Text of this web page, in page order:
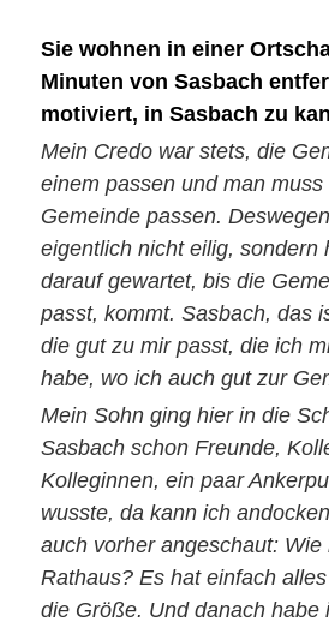
Sie wohnen in einer
Minuten von Sasbach
motiviert, in Sasbach zu
Mein Credo war stets, die
einem passen und man
Gemeinde passen.
eigentlich nicht eilig, sondern
darauf gewartet, bis die
passt, kommt. Sasbach, das
die gut zu mir passt, die ich
habe, wo ich auch gut zur
Mein Sohn ging hier in die
Sasbach schon Freunde,
Kolleginnen, ein paar
wusste, da kann ich
auch vorher angeschaut:
Rathaus? Es hat einfach
die Größe. Und danach habe